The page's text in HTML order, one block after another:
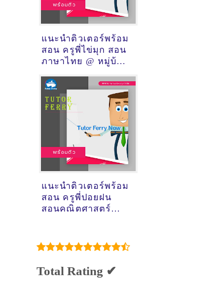
แนะนำติวเตอร์พร้อม
สอน ครูพี่ไข่มุก สอน
ภาษาไทย @ หมู่บ้าน
ขอนแก่น
แนะนำติวเตอร์พร้อม
สอน ครูพี่ปอยฝน
สอนคณิตศาสตร์
เสริมไทยคอมเพล็กซ์
Total Rating ✔